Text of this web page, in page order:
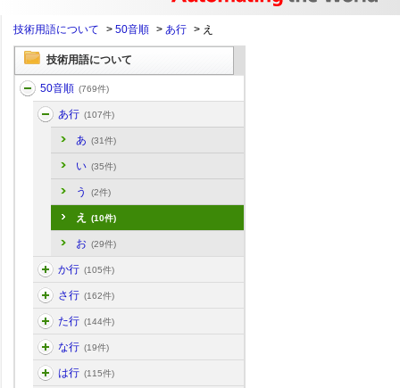
技術用語について > 50音順 > あ行 > え
技術用語について
50音順 (769件)
あ行 (107件)
あ (31件)
い (35件)
う (2件)
え (10件)
お (29件)
か行 (105件)
さ行 (162件)
た行 (144件)
な行 (19件)
は行 (115件)